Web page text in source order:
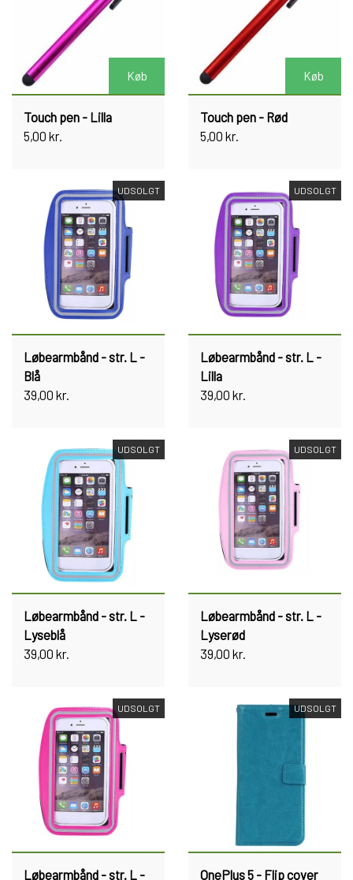
Køb
Touch pen - Lilla
5,00 kr.
Køb
Touch pen - Rød
5,00 kr.
UDSOLGT
Løbearmbånd - str. L -
Blå
39,00 kr.
UDSOLGT
Løbearmbånd - str. L -
Lilla
39,00 kr.
UDSOLGT
Løbearmbånd - str. L -
Lyseblå
39,00 kr.
UDSOLGT
Løbearmbånd - str. L -
Lyserød
39,00 kr.
UDSOLGT
Løbearmbånd - str. L -
UDSOLGT
OnePlus 5 - Flip cover